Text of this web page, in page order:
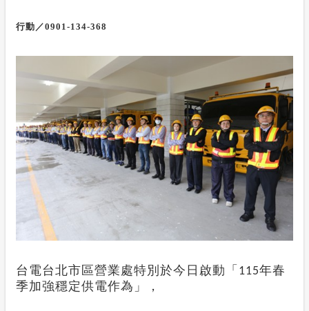
行動／0901-134-368
台電台北市區營業處特別於今日啟動「 115年春
季加強穩定供電作為」
，